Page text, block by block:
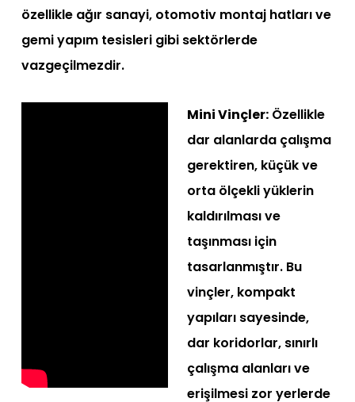
özellikle ağır sanayi, otomotiv montaj hatları ve
gemi yapım tesisleri gibi sektörlerde
vazgeçilmezdir.
Mini Vinçler: Özellikle
dar alanlarda çalışma
gerektiren, küçük ve
orta ölçekli yüklerin
kaldırılması ve
taşınması için
tasarlanmıştır. Bu
vinçler, kompakt
yapıları sayesinde,
dar koridorlar, sınırlı
çalışma alanları ve
erişilmesi zor yerlerde